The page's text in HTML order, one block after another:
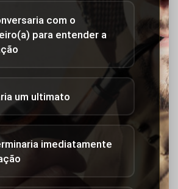
com o
para entender a
um ultimato
imediatamente